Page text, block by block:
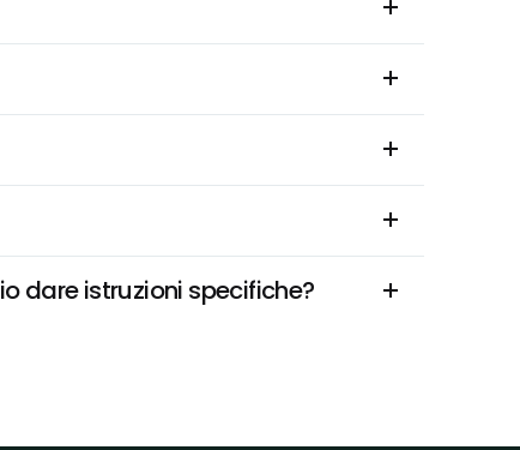
dare istruzioni specifiche?